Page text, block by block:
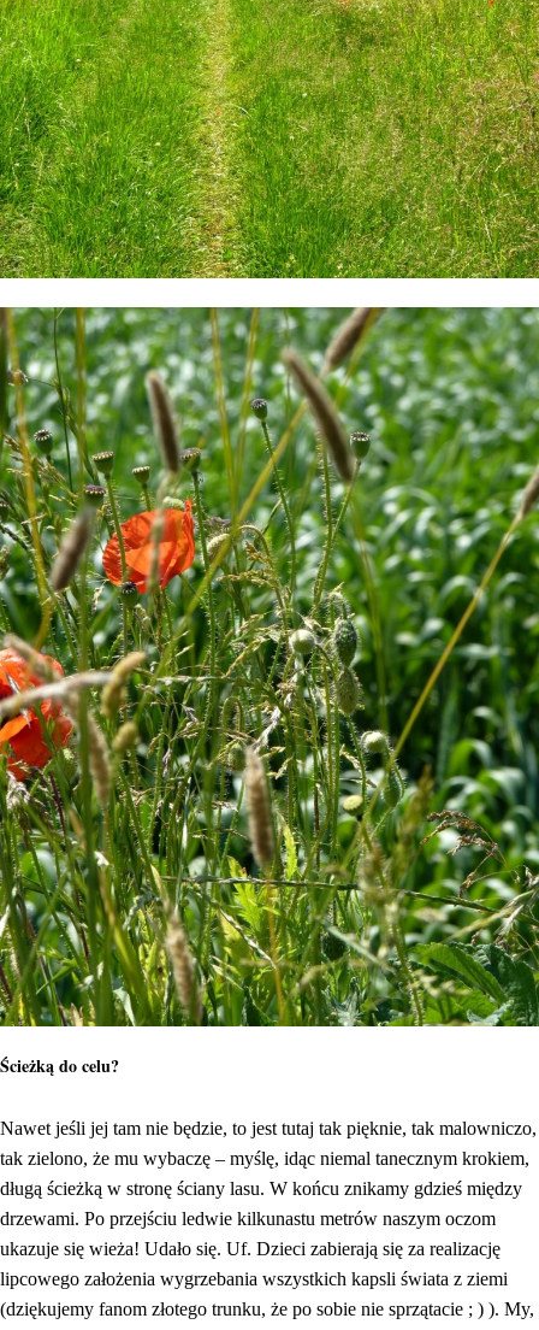
Ścieżką do celu?
Nawet jeśli jej tam nie będzie, to jest tutaj tak pięknie, tak malowniczo,
tak zielono, że mu wybaczę – myślę, idąc niemal tanecznym krokiem,
długą ścieżką w stronę ściany lasu. W końcu znikamy gdzieś między
drzewami. Po przejściu ledwie kilkunastu metrów naszym oczom
ukazuje się wieża! Udało się. Uf. Dzieci zabierają się za realizację
lipcowego założenia wygrzebania wszystkich kapsli świata z ziemi
(dziękujemy fanom złotego trunku, że po sobie nie sprzątacie ; ) ). My,